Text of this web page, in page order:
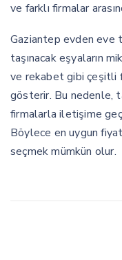
ve farklı firmalar
Gaziantep evden eve
taşınacak eşyaların
ve rekabet gibi çeşitli
gösterir. Bu nedenle,
firmalarla iletişime
Böylece en uygun
seçmek mümkün olur.